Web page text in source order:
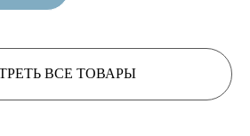
ВСЕ ТОВАРЫ
из 3 нитей
метраж:
из 4 нитей